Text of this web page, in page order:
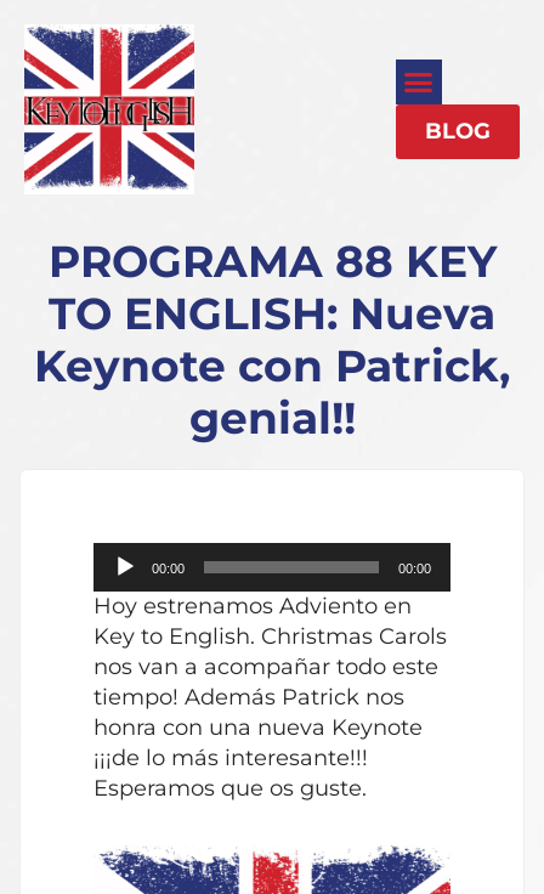
BLOG
PROGRAMA 88 KEY
TO ENGLISH: Nueva
Keynote con Patrick,
genial!!
Reproductor
de
audio
00:00 00:00
Hoy estrenamos Adviento en
Key to English. Christmas Carols
nos van a acompañar todo este
tiempo! Además Patrick nos
honra con una nueva Keynote
¡¡¡de lo más interesante!!!
Esperamos que os guste.